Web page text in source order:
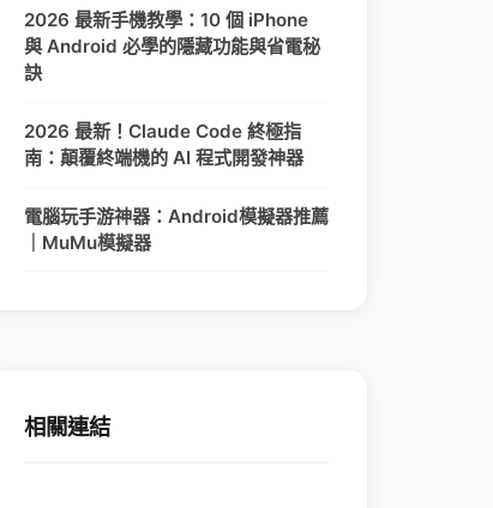
2026 最新手機教學：10 個 iPhone
與 Android 必學的隱藏功能與省電秘
訣
2026 最新！Claude Code 終極指
南：顛覆終端機的 AI 程式開發神器
電腦玩手游神器：Android模擬器推薦
｜MuMu模擬器
相關連結